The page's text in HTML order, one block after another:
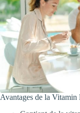
Avantages de la